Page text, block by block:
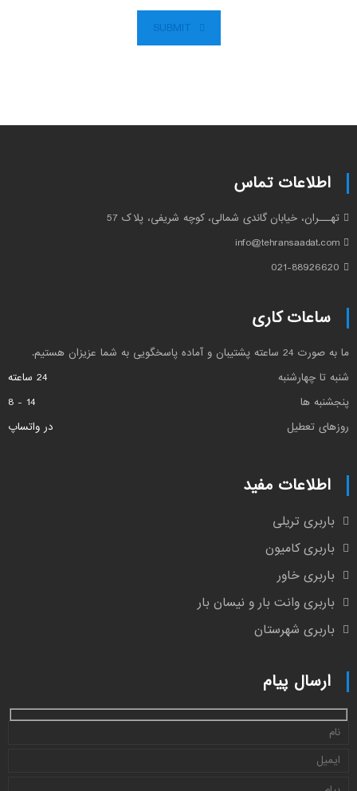
SUBMIT
اطلاعات تماس
تهـــران، خیابان گاندی شمالی، کوچه شریفی، پلاک 57
021-88926620
ساعات کاری
ما به صورت 24 ساعته پشتیبان و آماده پاسخگویی به شما عزیزان هستیم.
شنبه تا چهارشنبه
24 ساعته
پنجشنبه ها
14 - 8
روزهای تعطیل
در واتساپ
اطلاعات مفید
باربری تریلی
باربری کامیون
باربری خاور
باربری وانت بار و نیسان بار
باربری شهرستان
ارسال پیام